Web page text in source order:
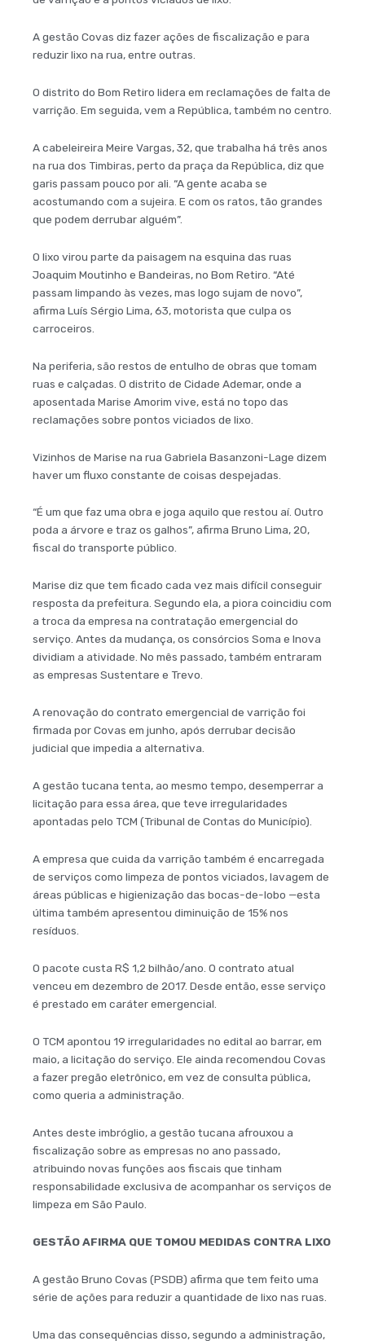
A gestão Covas diz fazer ações de fiscalização e para
reduzir lixo na rua, entre outras.
O distrito do Bom Retiro lidera em reclamações de falta de
varrição. Em seguida, vem a República, também no centro.
A cabeleireira Meire Vargas, 32, que trabalha há três anos
na rua dos Timbiras, perto da praça da República, diz que
garis passam pouco por ali. “A gente acaba se
acostumando com a sujeira. E com os ratos, tão grandes
que podem derrubar alguém”.
O lixo virou parte da paisagem na esquina das ruas
Joaquim Moutinho e Bandeiras, no Bom Retiro. “Até
passam limpando às vezes, mas logo sujam de novo”,
afirma Luís Sérgio Lima, 63, motorista que culpa os
carroceiros.
Na periferia, são restos de entulho de obras que tomam
ruas e calçadas. O distrito de Cidade Ademar, onde a
aposentada Marise Amorim vive, está no topo das
reclamações sobre pontos viciados de lixo.
Vizinhos de Marise na rua Gabriela Basanzoni-Lage dizem
haver um fluxo constante de coisas despejadas.
“É um que faz uma obra e joga aquilo que restou aí. Outro
poda a árvore e traz os galhos”, afirma Bruno Lima, 20,
fiscal do transporte público.
Marise diz que tem ficado cada vez mais difícil conseguir
resposta da prefeitura. Segundo ela, a piora coincidiu com
a troca da empresa na contratação emergencial do
serviço. Antes da mudança, os consórcios Soma e Inova
dividiam a atividade. No mês passado, também entraram
as empresas Sustentare e Trevo.
A renovação do contrato emergencial de varrição foi
firmada por Covas em junho, após derrubar decisão
judicial que impedia a alternativa.
A gestão tucana tenta, ao mesmo tempo, desemperrar a
licitação para essa área, que teve irregularidades
apontadas pelo TCM (Tribunal de Contas do Município).
A empresa que cuida da varrição também é encarregada
de serviços como limpeza de pontos viciados, lavagem de
áreas públicas e higienização das bocas-de-lobo —esta
última também apresentou diminuição de 15% nos
resíduos.
O pacote custa R$ 1,2 bilhão/ano. O contrato atual
venceu em dezembro de 2017. Desde então, esse serviço
é prestado em caráter emergencial.
O TCM apontou 19 irregularidades no edital ao barrar, em
maio, a licitação do serviço. Ele ainda recomendou Covas
a fazer pregão eletrônico, em vez de consulta pública,
como queria a administração.
Antes deste imbróglio, a gestão tucana afrouxou a
fiscalização sobre as empresas no ano passado,
atribuindo novas funções aos fiscais que tinham
responsabilidade exclusiva de acompanhar os serviços de
limpeza em São Paulo.
GESTÃO AFIRMA QUE TOMOU MEDIDAS CONTRA LIXO
A gestão Bruno Covas (PSDB) afirma que tem feito uma
série de ações para reduzir a quantidade de lixo nas ruas.
Uma das consequências disso, segundo a administração,